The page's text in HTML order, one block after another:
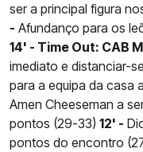
ser a principal figura
- Afundanço para os
14' - Time Out: CAB
imediato e distanciar-
para a equipa da casa
Amen Cheeseman a
pontos (29-33) 12' -
pontos do encontro